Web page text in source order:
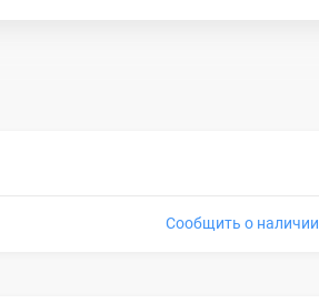
Сообщить о наличии